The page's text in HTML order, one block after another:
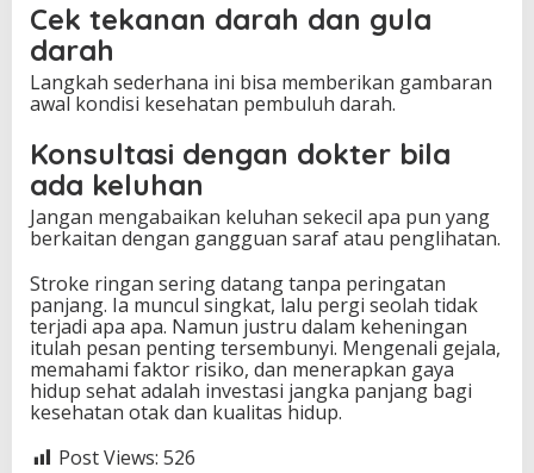
Cek tekanan darah dan gula
darah
Langkah sederhana ini bisa memberikan gambaran
awal kondisi kesehatan pembuluh darah.
Konsultasi dengan dokter bila
ada keluhan
Jangan mengabaikan keluhan sekecil apa pun yang
berkaitan dengan gangguan saraf atau penglihatan.
Stroke ringan sering datang tanpa peringatan
panjang. Ia muncul singkat, lalu pergi seolah tidak
terjadi apa apa. Namun justru dalam keheningan
itulah pesan penting tersembunyi. Mengenali gejala,
memahami faktor risiko, dan menerapkan gaya
hidup sehat adalah investasi jangka panjang bagi
kesehatan otak dan kualitas hidup.
Post Views: 526